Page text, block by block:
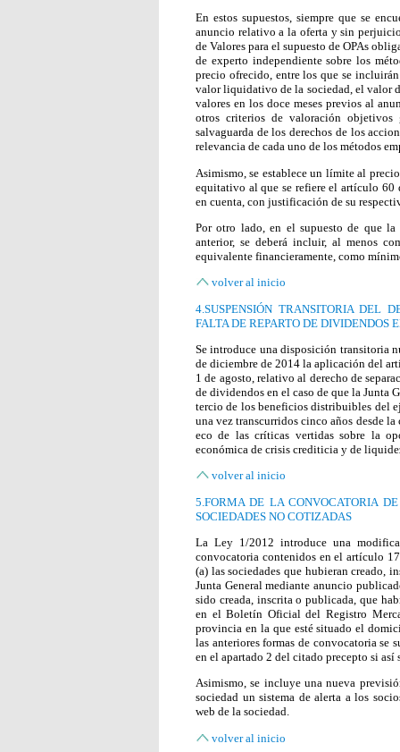
En estos supuestos, siempre que se
anuncio relativo a la oferta y sin
de Valores para el supuesto de OPAs
de experto independiente sobre los
precio ofrecido, entre los que se
valor liquidativo de la sociedad, el valor
valores en los doce meses previos al
otros criterios de valoración objetivos
salvaguarda de los derechos de los
relevancia de cada uno de los métodos
Asimismo, se establece un límite al
equitativo al que se refiere el artículo 60
en cuenta, con justificación de su
Por otro lado, en el supuesto de que la
anterior, se deberá incluir, al menos
equivalente financieramente, como
volver al inicio
4.SUSPENSIÓN TRANSITORIA DEL
FALTA DE REPARTO DE DIVIDENDOS
Se introduce una disposición transitoria
de diciembre de 2014 la aplicación del
1 de agosto, relativo al derecho de
de dividendos en el caso de que la Junta
tercio de los beneficios distribuibles del
una vez transcurridos cinco años desde
eco de las críticas vertidas sobre la
económica de crisis crediticia y de
volver al inicio
5.FORMA DE LA CONVOCATORIA
SOCIEDADES NO COTIZADAS
La Ley 1/2012 introduce una
convocatoria contenidos en el artículo
(a) las sociedades que hubieran creado,
Junta General mediante anuncio
sido creada, inscrita o publicada, que
en el Boletín Oficial del Registro
provincia en la que esté situado el
las anteriores formas de convocatoria
en el apartado 2 del citado precepto si así
Asimismo, se incluye una nueva
sociedad un sistema de alerta a los
web de la sociedad.
volver al inicio